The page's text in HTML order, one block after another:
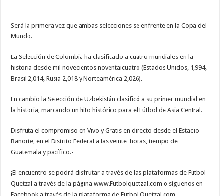
Será la primera vez que ambas selecciones se enfrente en la Copa del
Mundo.
La Selección de Colombia ha clasificado a cuatro mundiales en la
historia desde mil novecientos noventaicuatro (Estados Unidos, 1,994,
Brasil 2,014, Rusia 2,018 y Norteamérica 2,026).
En cambio la Selección de Uzbekistán clasificó a su primer mundial en
la historia, marcando un hito histórico para el Fútbol de Asia Central.
Disfruta el compromiso en Vivo y Gratis en directo desde el Estadio
Banorte, en el Distrito Federal a las veinte horas, tiempo de
Guatemala y pacífico.-
¡El encuentro se podrá disfrutar a través de las plataformas de Fútbol
Quetzal a través de la página www.Futbolquetzal.com o síguenos en
Facebook a través de la plataforma de Futbol Quetzal.com.